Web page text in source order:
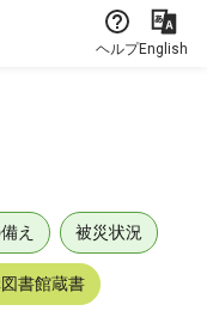
ヘルプEnglish
え 被災状況
書館蔵書